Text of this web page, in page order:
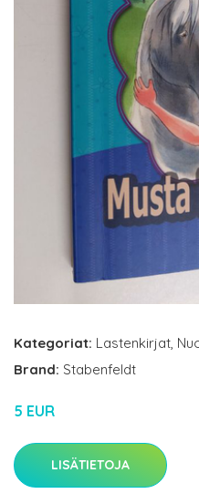
Kategoriat: Lastenkirjat,
Brand: Stabenfeldt
5 EUR
LISÄTIETOJA